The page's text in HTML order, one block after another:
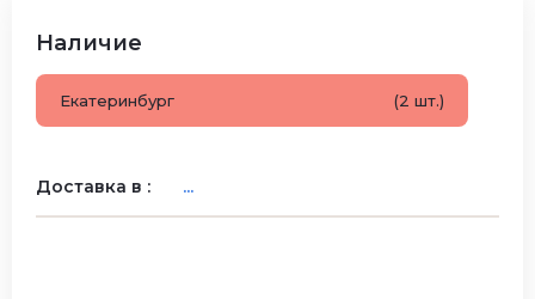
Наличие
Екатеринбург (2 шт.)
Доставка в : ...